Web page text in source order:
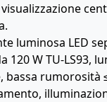
luminosa LED
120 W TU-LS93,
bassa rumorosità